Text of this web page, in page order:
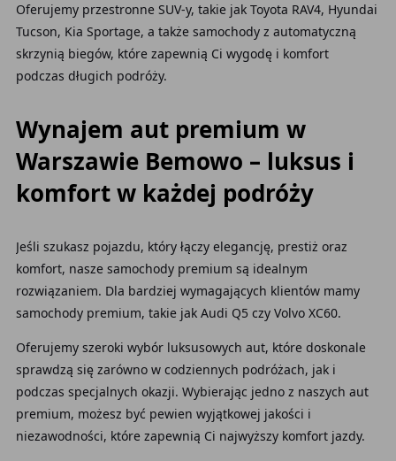
Oferujemy przestronne SUV-y, takie jak Toyota RAV4, Hyundai
Tucson, Kia Sportage, a także samochody z automatyczną
skrzynią biegów, które zapewnią Ci wygodę i komfort
podczas długich podróży.
Wynajem aut premium w
Warszawie Bemowo – luksus i
komfort w każdej podróży
Jeśli szukasz pojazdu, który łączy elegancję, prestiż oraz
komfort, nasze samochody premium są idealnym
rozwiązaniem. Dla bardziej wymagających klientów mamy
samochody premium, takie jak Audi Q5 czy Volvo XC60.
Oferujemy szeroki wybór luksusowych aut, które doskonale
sprawdzą się zarówno w codziennych podróżach, jak i
podczas specjalnych okazji. Wybierając jedno z naszych aut
premium, możesz być pewien wyjątkowej jakości i
niezawodności, które zapewnią Ci najwyższy komfort jazdy.